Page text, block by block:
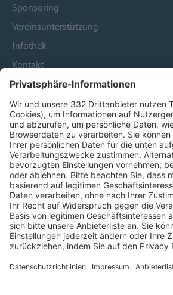
Sponsoring
Vereinsunterstützung
Infothek
Kontakt
HÄUFIG BESUCHTE SEITEN
Pässe und Vereinswechsel
Trainerausbildung
Schulungsangebot Vereinsmitarbeiter
BFV-Geschäftsstellen
Trainerbörse
Login SpielPlus
FOLGE DEM BFV